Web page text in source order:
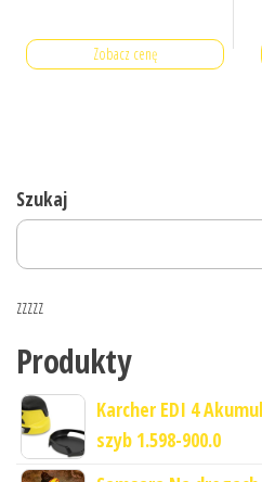
Zobacz cenę
Szukaj
zzzzz
Produkty
Karcher EDI 4
szyb 1.598-900.0